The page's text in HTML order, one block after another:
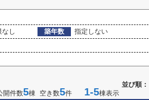
し 築年数
指定しない
並び順：
開件数5棟 空き数5件 1-5棟表示